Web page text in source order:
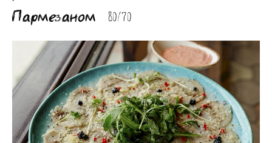
Пармезаном
80/70